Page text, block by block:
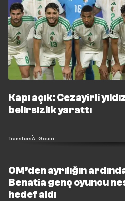
Kapı açık: Cezayirli
belirsizlik yarattı
TransfersA. Gouiri
OM’den ayrılığın
Benatia genç oyuncu
hedef aldı